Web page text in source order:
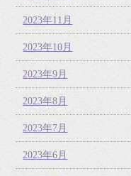
2023年11月
2023年10月
2023年9月
2023年8月
2023年7月
2023年6月